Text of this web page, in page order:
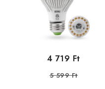
4 719 Ft
5 599 Ft